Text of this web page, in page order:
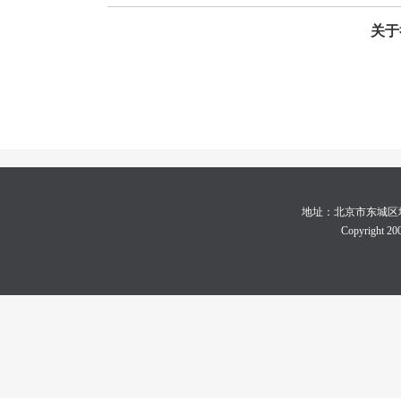
关
地址：北京市东城区
Copyright